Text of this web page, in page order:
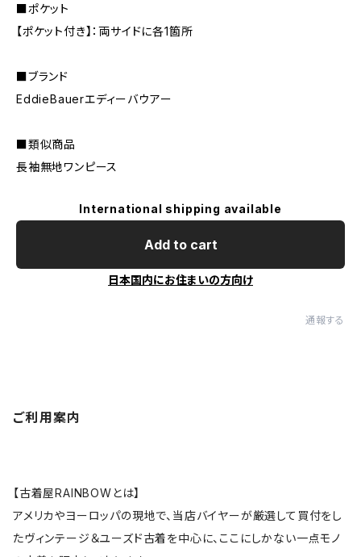
■ポケット
【ポケット付き】：両サイドに各1箇所
■ブランド
EddieBauerエディーバウアー
■類似商品
長袖無地ワンピース
International shipping available
Add to cart
日本国内にお住まいの方向け
通報する
ご利用案内
【古着屋RAINBOWとは】
アメリカやヨーロッパの現地で、当店バイヤーが厳選して買付をし
たヴィンテージ＆ユーズド古着を中心に、ここにしかない一点モノ